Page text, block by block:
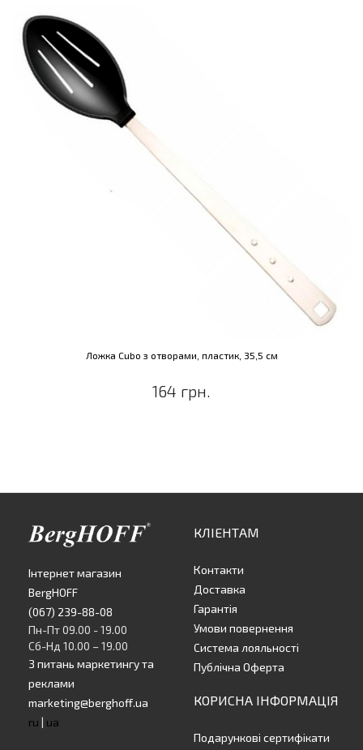
Ложка Cubo з отворами, пластик, 35,5 см
164 грн.
Інтернет магазин
BergHOFF
(067) 239-88-08
Пн-Пт 09.00 - 19.00
Сб-Нд 10.00 – 19.00
З питань маркетингу та
реклами
marketing@berghoff.ua
ru | ua
КЛІЕНТАМ
Контакти
Доставка
Гарантія
Умови повернення
Система лояльності
Публічна Оферта
КОРИСНА ІНФОРМАЦІЯ
Подарункові сертифікати